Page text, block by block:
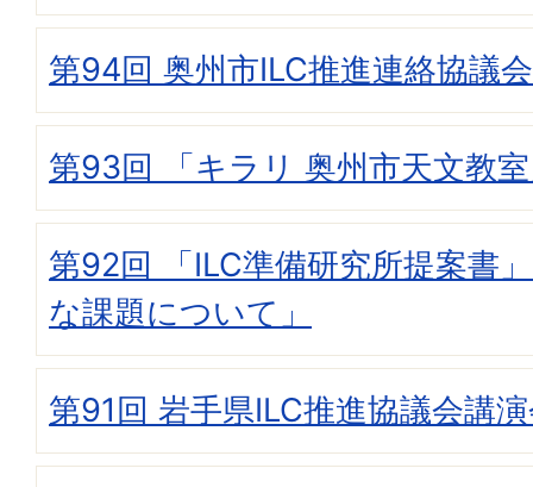
第94回 奥州市ILC推進連絡協議会
第93回 「キラリ 奥州市天文教
第92回 「ILC準備研究所提案書
な課題について」
第91回 岩手県ILC推進協議会講